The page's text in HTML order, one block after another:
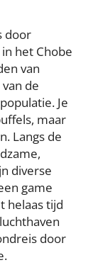
door
het Chobe
van
de
Je
maar
Langs de
diverse
game
helaas tijd
door